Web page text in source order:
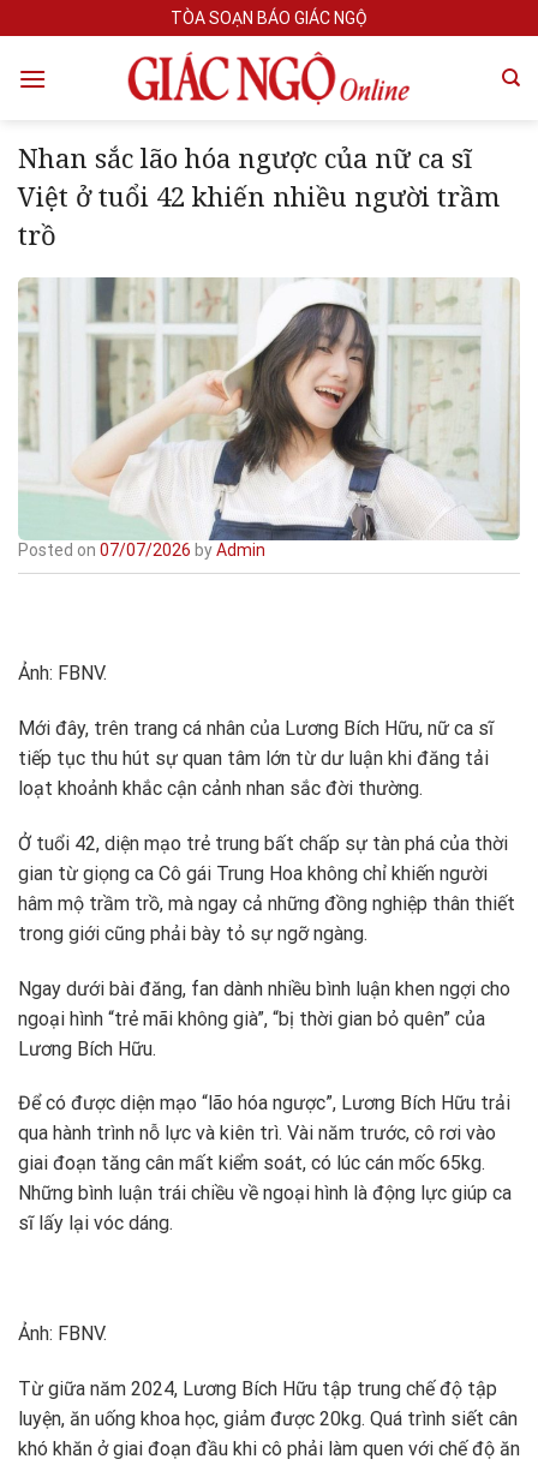
to
content
TÒA SOẠN BÁO GIÁC NGỘ
Nhan sắc lão hóa ngược của nữ ca sĩ
Việt ở tuổi 42 khiến nhiều người trầm
trồ
Posted on 07/07/2026 byAdmin
Ảnh: FBNV.
Mới đây, trên trang cá nhân của Lương Bích Hữu, nữ ca sĩ
tiếp tục thu hút sự quan tâm lớn từ dư luận khi đăng tải
loạt khoảnh khắc cận cảnh nhan sắc đời thường.
Ở tuổi 42, diện mạo trẻ trung bất chấp sự tàn phá của thời
gian từ giọng ca Cô gái Trung Hoa không chỉ khiến người
hâm mộ trầm trồ, mà ngay cả những đồng nghiệp thân thiết
trong giới cũng phải bày tỏ sự ngỡ ngàng.
Ngay dưới bài đăng, fan dành nhiều bình luận khen ngợi cho
ngoại hình “trẻ mãi không già”, “bị thời gian bỏ quên” của
Lương Bích Hữu.
Để có được diện mạo “lão hóa ngược”, Lương Bích Hữu trải
qua hành trình nỗ lực và kiên trì. Vài năm trước, cô rơi vào
giai đoạn tăng cân mất kiểm soát, có lúc cán mốc 65kg.
Những bình luận trái chiều về ngoại hình là động lực giúp ca
sĩ lấy lại vóc dáng.
Ảnh: FBNV.
Từ giữa năm 2024, Lương Bích Hữu tập trung chế độ tập
luyện, ăn uống khoa học, giảm được 20kg. Quá trình siết cân
khó khăn ở giai đoạn đầu khi cô phải làm quen với chế độ ăn